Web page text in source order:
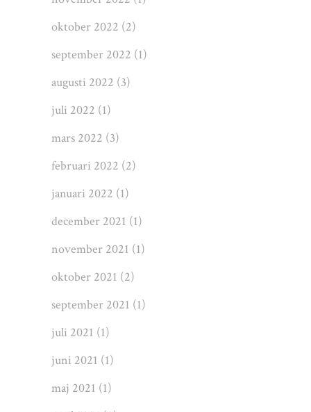
oktober 2022 (2)
september 2022 (1)
augusti 2022 (3)
juli 2022 (1)
mars 2022 (3)
februari 2022 (2)
januari 2022 (1)
december 2021 (1)
november 2021 (1)
oktober 2021 (2)
september 2021 (1)
juli 2021 (1)
juni 2021 (1)
maj 2021 (1)